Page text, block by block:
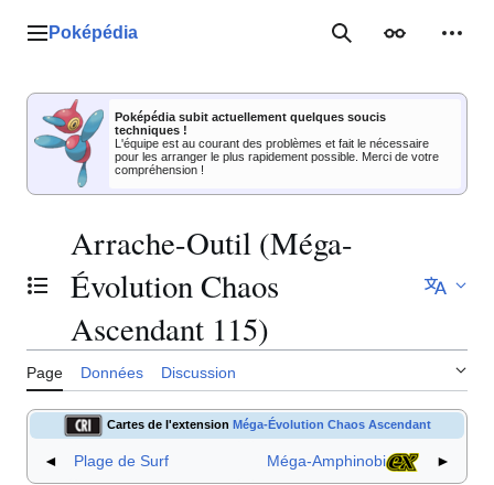
Menu principal
Poképédia RechercherApparence
Poképédia subit actuellement quelques soucis
techniques !
L'équipe est au courant des problèmes et fait le nécessaire
pour les arranger le plus rapidement possible. Merci de votre
compréhension !
Basculer la table des matières
Arrache-Outil (Méga-
Évolution Chaos
Ascendant 115)
Page Données Discussion
Cartes de l'extension Méga-Évolution Chaos Ascendant
◄ Plage de Surf Méga-Amphinobi ►